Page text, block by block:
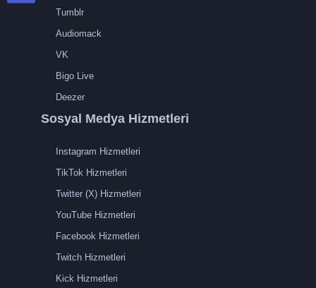
Tumblr
Audiomack
VK
Bigo Live
Deezer
Sosyal Medya Hizmetleri
Instagram Hizmetleri
TikTok Hizmetleri
Twitter (X) Hizmetleri
YouTube Hizmetleri
Facebook Hizmetleri
Twitch Hizmetleri
Kick Hizmetleri